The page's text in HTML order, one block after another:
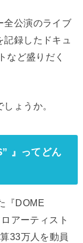
全公演のライブ
録したドキュ
など盛りだく
ょうか。
』ってどん
『DOME
アーティスト
33万人を動員